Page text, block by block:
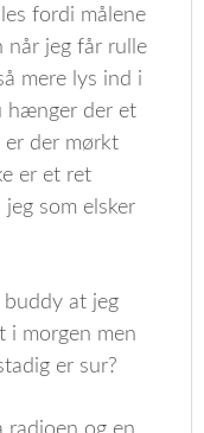
fordi målene
når jeg får rulle
mere lys ind i
hænger der et
der mørkt
er et ret
som elsker
buddy at jeg
i morgen men
er sur?